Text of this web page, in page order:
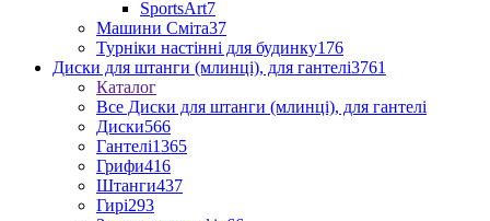
SportsArt7
Машини Сміта37
Турніки настінні для будинку176
Диски для штанги (млинці), для гантелі3761
Каталог
Все Диски для штанги (млинці), для гантелі
Диски566
Гантелі1365
Грифи416
Штанги437
Гирі293